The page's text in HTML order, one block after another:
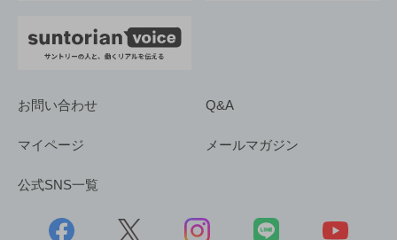
お問い合わせ Q&A
マイページ メールマガジン
公式SNS一覧